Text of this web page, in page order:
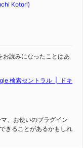
Kotori)
読みになったことはあ
検索セントラル | ドキ
、お使いのプラグイン
きることがあるかもしれ